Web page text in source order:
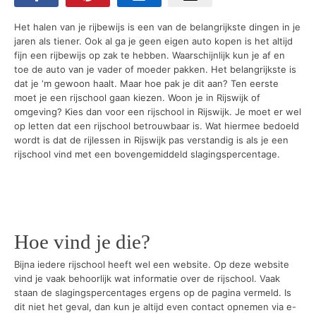
Het halen van je rijbewijs is een van de belangrijkste dingen in je
jaren als tiener. Ook al ga je geen eigen auto kopen is het altijd
fijn een rijbewijs op zak te hebben. Waarschijnlijk kun je af en
toe de auto van je vader of moeder pakken. Het belangrijkste is
dat je ‘m gewoon haalt. Maar hoe pak je dit aan? Ten eerste
moet je een rijschool gaan kiezen. Woon je in Rijswijk of
omgeving? Kies dan voor een rijschool in Rijswijk. Je moet er wel
op letten dat een rijschool betrouwbaar is. Wat hiermee bedoeld
wordt is dat de rijlessen in Rijswijk pas verstandig is als je een
rijschool vind met een bovengemiddeld slagingspercentage.
Hoe vind je die?
Bijna iedere rijschool heeft wel een website. Op deze website
vind je vaak behoorlijk wat informatie over de rijschool. Vaak
staan de slagingspercentages ergens op de pagina vermeld. Is
dit niet het geval, dan kun je altijd even contact opnemen via e-